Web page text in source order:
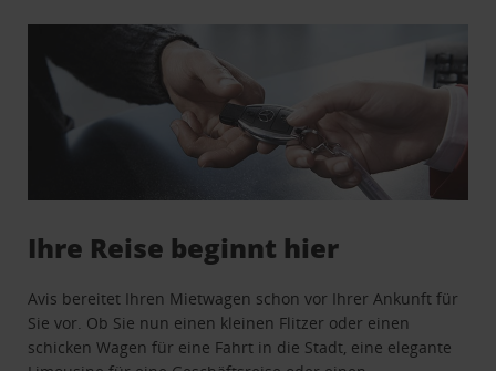
Ihre Reise beginnt hier
Avis bereitet Ihren Mietwagen schon vor Ihrer Ankunft für
Sie vor. Ob Sie nun einen kleinen Flitzer oder einen
schicken Wagen für eine Fahrt in die Stadt, eine elegante